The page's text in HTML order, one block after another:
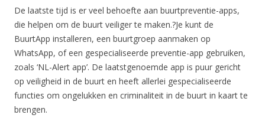
De laatste tijd is er veel behoefte aan buurtpreventie-apps,
die helpen om de buurt veiliger te maken.?Je kunt de
BuurtApp installeren, een buurtgroep aanmaken op
WhatsApp, of een gespecialiseerde preventie-app gebruiken,
zoals ‘NL-Alert app’. De laatstgenoemde app is puur gericht
op veiligheid in de buurt en heeft allerlei gespecialiseerde
functies om ongelukken en criminaliteit in de buurt in kaart te
brengen.